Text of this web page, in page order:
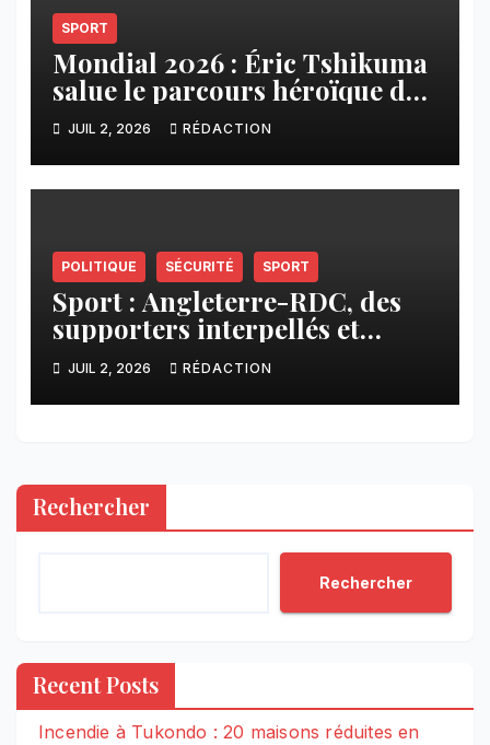
SPORT
Mondial 2026 : Éric Tshikuma
salue le parcours héroïque des
Léopards
JUIL 2, 2026 RÉDACTION
POLITIQUE SÉCURITÉ SPORT
Sport : Angleterre-RDC, des
supporters interpellés et
d’autres conduits vers des
lieux inconnus à Goma
JUIL 2, 2026 RÉDACTION
Rechercher
Rechercher
Recent Posts
Incendie à Tukondo : 20 maisons réduites en